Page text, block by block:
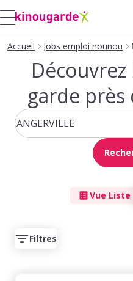
Accueil Jobs emploi nounou
garde près
Vue Liste
Filtres